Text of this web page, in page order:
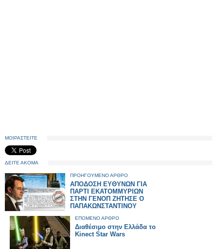
ΜΟΙΡΑΣΤΕΙΤΕ
ΔΕΙΤΕ ΑΚΟΜΑ
ΠΡΟΗΓΟΥΜΕΝΟ ΑΡΘΡΟ
ΑΠΟΔΟΣΗ ΕΥΘΥΝΩΝ ΓΙΑ
ΠΑΡΤΙ ΕΚΑΤΟΜΜΥΡΙΩΝ
ΣΤΗΝ ΓΕΝΟΠ ΖΗΤΗΣΕ Ο
ΠΑΠΑΚΩΝΣΤΑΝΤΙΝΟΥ
ΕΠΟΜΕΝΟ ΑΡΘΡΟ
Διαθέσιμο στην Ελλάδα το
Kinect Star Wars